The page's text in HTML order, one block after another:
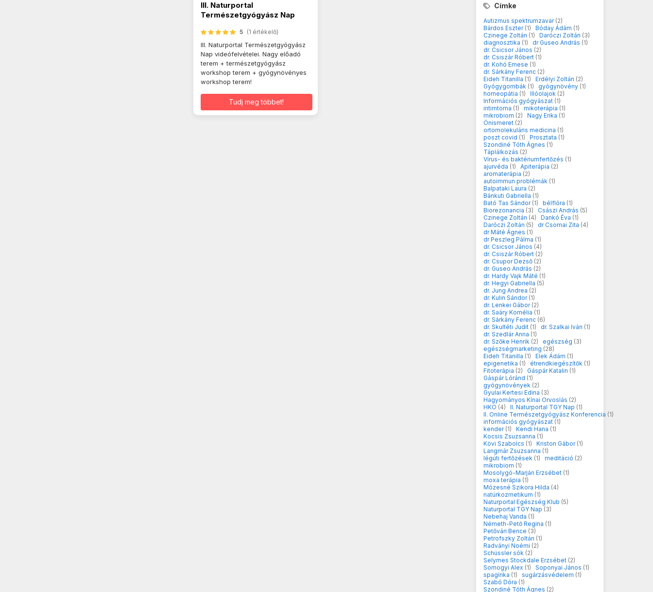
Címke
Autizmus spektrumzavar (2)
Bárdos Eszter (1) Bóday Ádám (1)
Czinege Zoltán (1) Daróczi Zoltán (3)
diagnosztika (1) dr Guseo András (1)
dr. Csicsor János (2)
dr. Csiszár Róbert (1)
dr. Kohó Emese (1)
dr. Sárkány Ferenc (2)
Eideh Titanilla (1) Erdélyi Zoltán (2)
Gyógygombák (1) gyógynövény (1)
homeopátia (1) Illóolajok (2)
Információs gyógyászat (1)
intimtorna (1) mikoterápia (1)
mikrobiom (2) Nagy Erika (1)
Önismeret (2)
ortomolekuláris medicina (1)
poszt covid (1) Prosztata (1)
Szondiné Tóth Ágnes (1)
Táplálkozás (2)
Vírus- és baktériumfertőzés (1)
ajurvéda (1) Apiterápia (2)
aromaterápia (2)
autoimmun problémák (1)
Balpataki Laura (2)
Bánkuti Gabriella (1)
Bató Tas Sándor (1) bélflóra (1)
Biorezonancia (3) Császi András (5)
Czinege Zoltán (4) Dankó Éva (1)
Daróczi Zoltán (5) dr Csomai Zita (4)
dr Máté Ágnes (1)
dr Peszleg Pálma (1)
dr. Csicsor János (4)
dr. Csiszár Róbert (2)
dr. Csupor Dezső (2)
dr. Guseo András (2)
dr. Hardy Vajk Máté (1)
dr. Hegyi Gabriella (5)
dr. Jung Andrea (2)
dr. Kulin Sándor (1)
dr. Lenkei Gábor (2)
dr. Saáry Kornélia (1)
dr. Sárkány Ferenc (6)
dr. Skultéti Judit (1) dr. Szalkai Iván (1)
dr. Szedlár Anna (1)
dr. Szőke Henrik (2) egészség (3)
egészségmarketing (28)
Eideh Titanilla (1) Elek Ádám (1)
epigenetika (1) étrendkiegészítők (1)
Fitoterápia (2) Gáspár Katalin (1)
Gáspár Lóránd (1)
gyógynövények (2)
Gyulai Kertesi Edina (3)
Hagyományos Kínai Orvoslás (2)
HKO (4) II. Naturportal TGY Nap (1)
II. Online Természetgyógyász Konferencia (1)
információs gyógyászat (1)
kender (1) Kendi Hana (1)
Kocsis Zsuzsanna (1)
Kövi Szabolcs (1) Kriston Gábor (1)
Langmár Zsuzsanna (1)
légúti fertőzések (1) meditáció (2)
mikrobiom (1)
Mosolygó-Marján Erzsébet (1)
moxa terápia (1)
Mózesné Szikora Hilda (4)
natúrkozmetikum (1)
Naturportal Egészség Klub (5)
Naturportal TGY Nap (3)
Nebehaj Vanda (1)
Németh-Pető Regina (1)
Petővári Bence (3)
Petrofszky Zoltán (1)
Radványi Noémi (2)
Schüssler sók (2)
Selymes Stockdale Erzsébet (2)
Somogyi Alex (1) Soponyai János (1)
spagírika (1) sugárzásvédelem (1)
Szabó Dóra (1)
Szondiné Tóth Ágnes (2)
III. Naturportal
Természetgyógyász Nap
5 (1 értékelő)
III. Naturportal Természetgyógyász
Nap videófelvételei. Nagy előadó
terem + természetgyógyász
workshop terem + gyógynövényes
workshop terem!
Tudj meg többet!